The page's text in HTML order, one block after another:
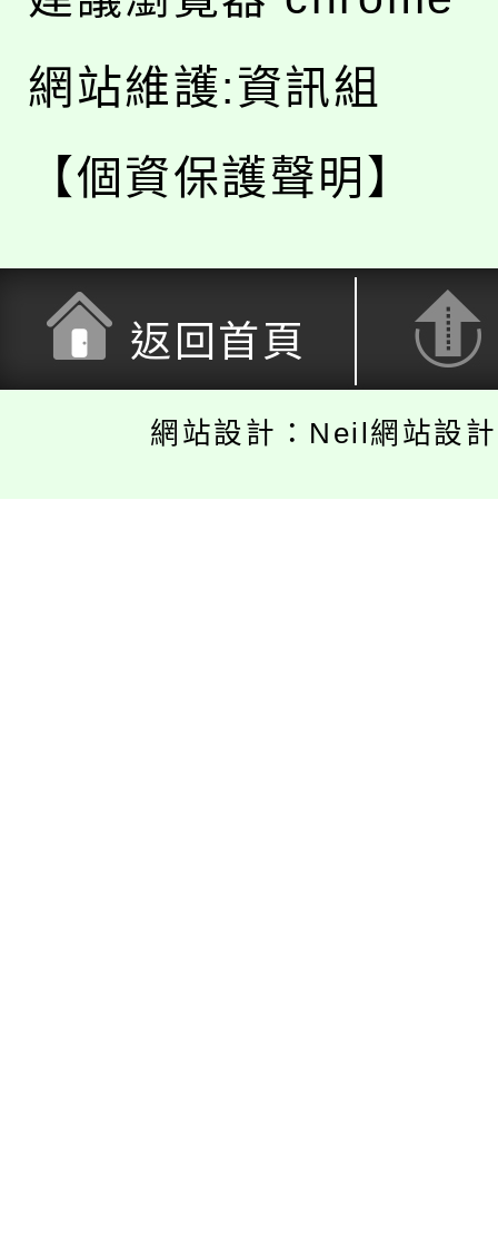
網站維護:資訊組
【個資保護聲明】
返回首頁
網站設計：Neil網站設